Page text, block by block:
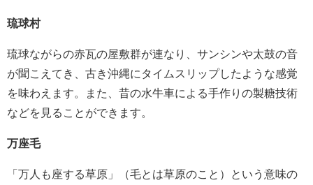
琉球村
琉球ながらの赤瓦の屋敷群が連なり、サンシンや太鼓の音
が聞こえてき、古き沖縄にタイムスリップしたような感覚
を味わえます。また、昔の水牛車による手作りの製糖技術
などを見ることができます。
万座毛
「万人も座する草原」（毛とは草原のこと）という意味の